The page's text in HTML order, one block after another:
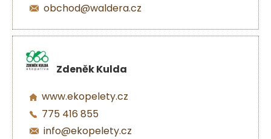
obchod@waldera.cz
Zdeněk Kulda
www.ekopelety.cz
775 416 855
info@ekopelety.cz